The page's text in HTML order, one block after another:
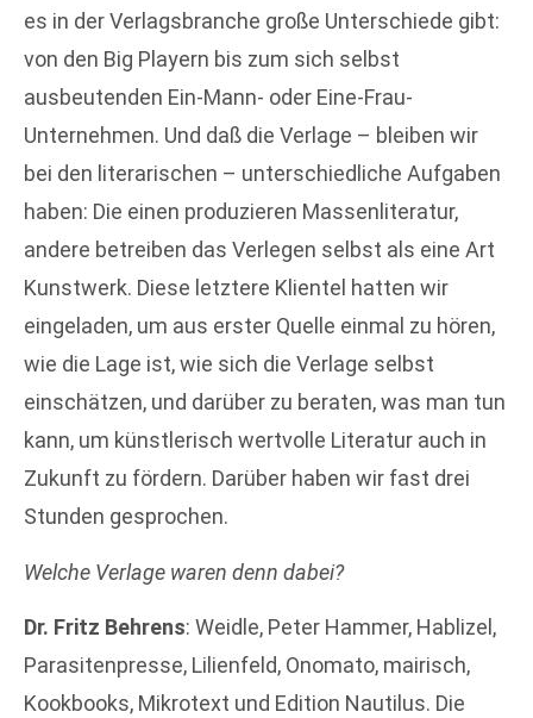
es in der Verlagsbranche große Unterschiede gibt:
von den Big Playern bis zum sich selbst
ausbeutenden Ein-Mann- oder Eine-Frau-
Unternehmen. Und daß die Verlage – bleiben wir
bei den literarischen – unterschiedliche Aufgaben
haben: Die einen produzieren Massenliteratur,
andere betreiben das Verlegen selbst als eine Art
Kunstwerk. Diese letztere Klientel hatten wir
eingeladen, um aus erster Quelle einmal zu hören,
wie die Lage ist, wie sich die Verlage selbst
einschätzen, und darüber zu beraten, was man tun
kann, um künstlerisch wertvolle Literatur auch in
Zukunft zu fördern. Darüber haben wir fast drei
Stunden gesprochen.
Welche Verlage waren denn dabei?
Dr. Fritz Behrens: Weidle, Peter Hammer, Hablizel,
Parasitenpresse, Lilienfeld, Onomato, mairisch,
Kookbooks, Mikrotext und Edition Nautilus. Die